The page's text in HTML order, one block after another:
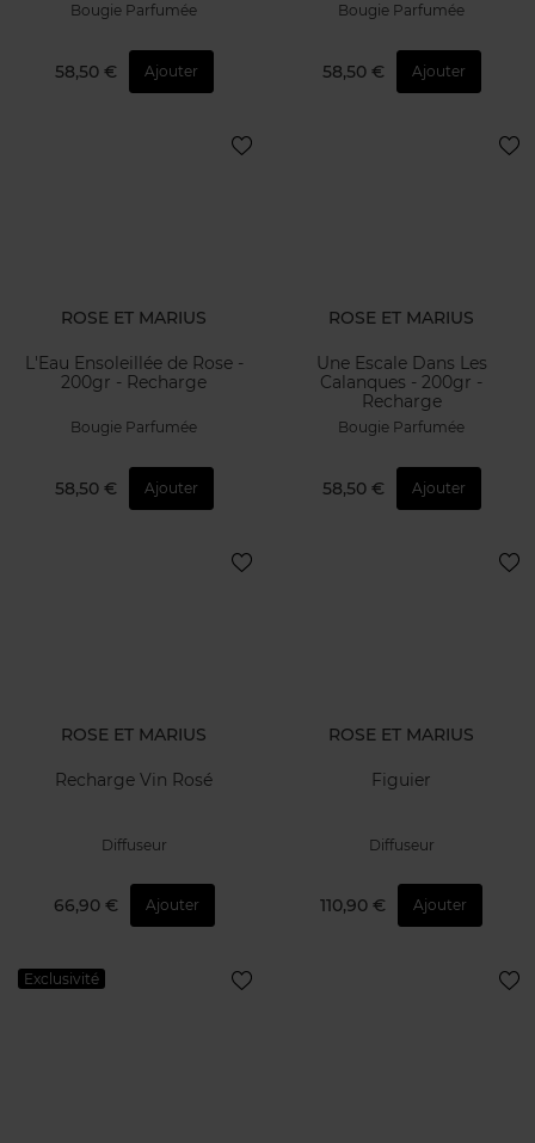
Bougie Parfumée
58,50 € Ajouter
Bougie Parfumée
58,50 € Ajouter
ROSE ET MARIUS
L'Eau Ensoleillée de Rose -
200gr - Recharge
Bougie Parfumée
58,50 € Ajouter
ROSE ET MARIUS
Une Escale Dans Les
Calanques - 200gr -
Recharge
Bougie Parfumée
58,50 € Ajouter
ROSE ET MARIUS
Recharge Vin Rosé
Diffuseur
66,90 € Ajouter
ROSE ET MARIUS
Figuier
Diffuseur
110,90 € Ajouter
Exclusivité